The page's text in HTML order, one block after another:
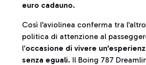
euro cadauno.
Così l’aviolinea conferma tra
politica di attenzione al
l’occasione di vivere
senza eguali. Il Boing 787